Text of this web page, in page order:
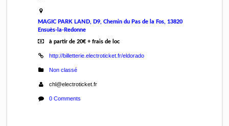
MAGIC PARK LAND, D9, Chemin du Pas de la Fos, 13820
Ensuès-la-Redonne
à partir de 20€ + frais de loc
http://billetterie.electroticket.fr/eldorado
Non classé
chl@electroticket.fr
0 Comments